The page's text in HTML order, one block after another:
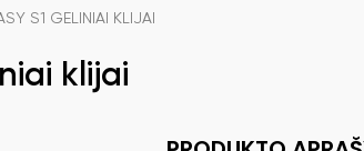
S1 GELINIAI KLIJAI
klijai